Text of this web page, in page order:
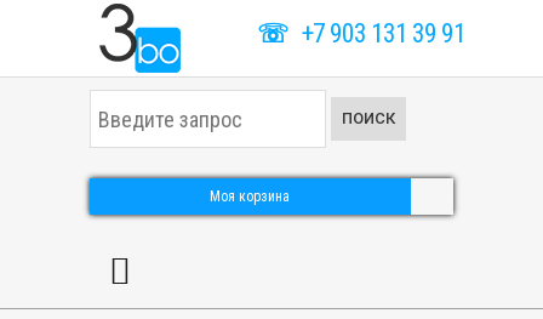
☏ +7 903 131 39 91
к
а
ь
ПОИСК
Моя корзина